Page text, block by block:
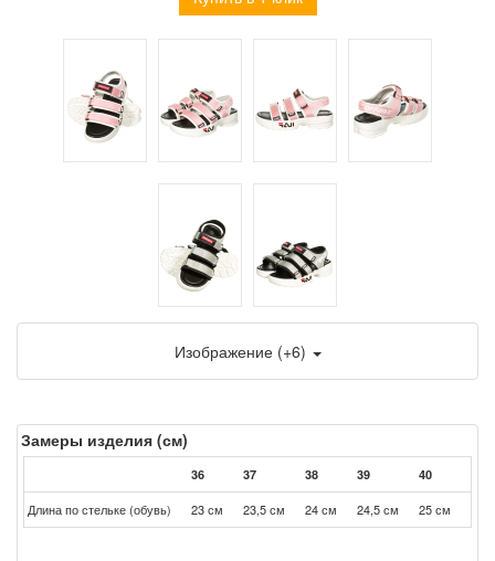
Изображение (+6)
Замеры изделия (см)
36 37 38 39 40
Длина по стельке (обувь) 23 см 23,5 см 24 см 24,5 см 25 см